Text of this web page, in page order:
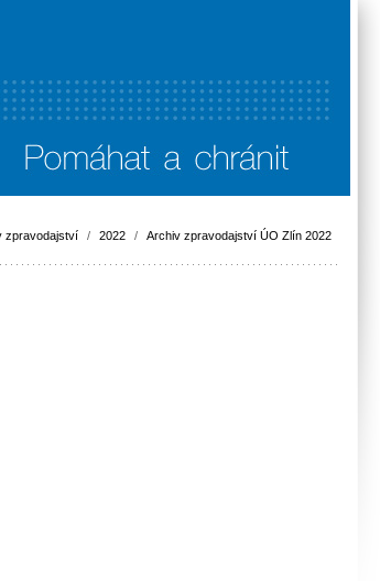
zpravodajství / 2022 / Archiv zpravodajství ÚO Zlín 2022